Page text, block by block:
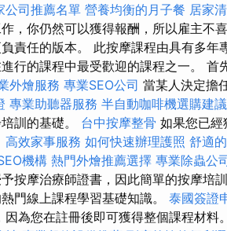
公司推薦名單 營養均衡的月子餐 居家
，你仍然可以獲得報酬，所以雇主不
責任的版本。 此按摩課程由具有多年
行的課程中最受歡迎的課程之一。 首
外燴服務 專業SEO公司 當某人決定擔
專業助聽器服務 半自動咖啡機選購建議
訓的基礎。 台中按摩整骨 如果您已經
高效家事服務 如何快速辦理護照 舒適
機構 熱門外燴推薦選擇 專業除蟲公
按摩治療師證書，因此簡單的按摩培
門線上課程學習基礎知識。 泰國簽證
為您在註冊後即可獲得整個課程材料。